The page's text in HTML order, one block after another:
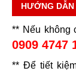
HƯỚNG DẪN
** Nếu không
0909 4747
** Để tiết